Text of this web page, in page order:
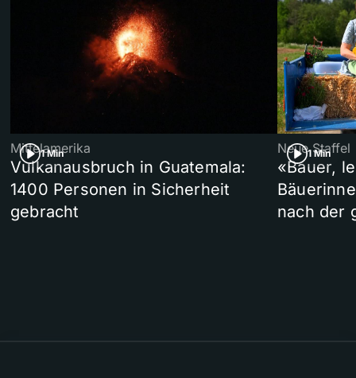
1 Min
Mittelamerika
Vulkanausbruch in Guatemala:
1400 Personen in Sicherheit
gebracht
1 Min
Neue Staffel
«Bauer,
nach der